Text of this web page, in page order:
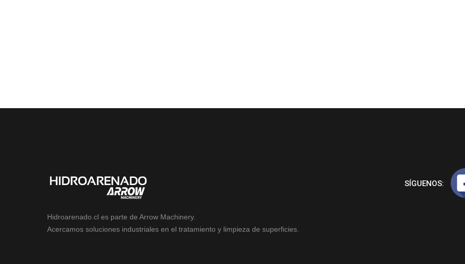
Hidroarenado.cl es parte de Arrow Machinery.
Acercamos soluciones industriales en el tratamiento y limpieza de superficies.
SÍGUENOS: